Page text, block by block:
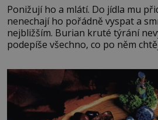
Ponižují ho a mlátí. Do jídla mu
nenechají ho pořádně vyspat a
nejbližším. Burian kruté týrání
podepíše všechno, co po něm
fyzický ani psychický nátlak. Syn
chce být knězem a